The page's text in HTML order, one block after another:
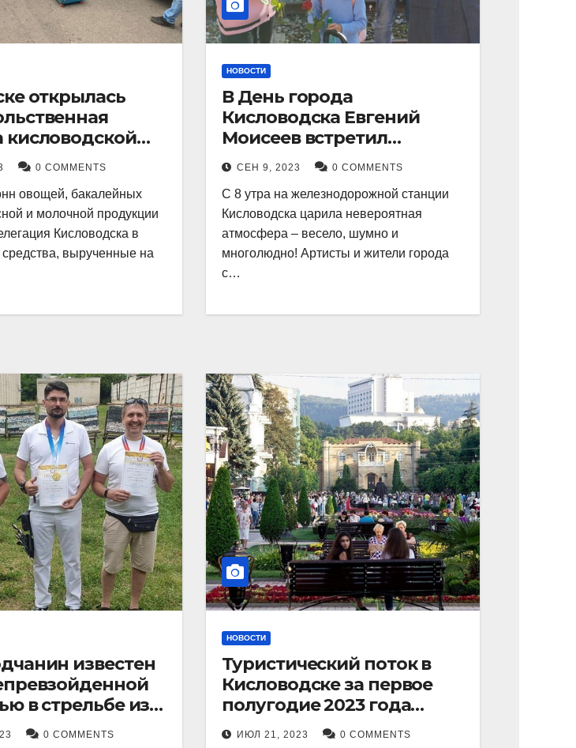
открылась
кисловодской
0 COMMENTS
овощей, бакалейных
и молочной продукции
Кисловодска в
средства, вырученные на
НОВОСТИ
В День города
Кисловодска Евгений
Моисеев встретил
прибывший поезд с
туристами.
СЕН 9, 2023 0 COMMENTS
С 8 утра на железнодорожной станции
Кисловодска царила невероятная
атмосфера – весело, шумно и
многолюдно! Артисты и жители города
с…
известен
в стрельбе из
успехи
0 COMMENTS
НОВОСТИ
Туристический поток в
Кисловодске за первое
полугодие 2023 года
показал рекордный рост в
ИЮЛ 21, 2023 0 COMMENTS